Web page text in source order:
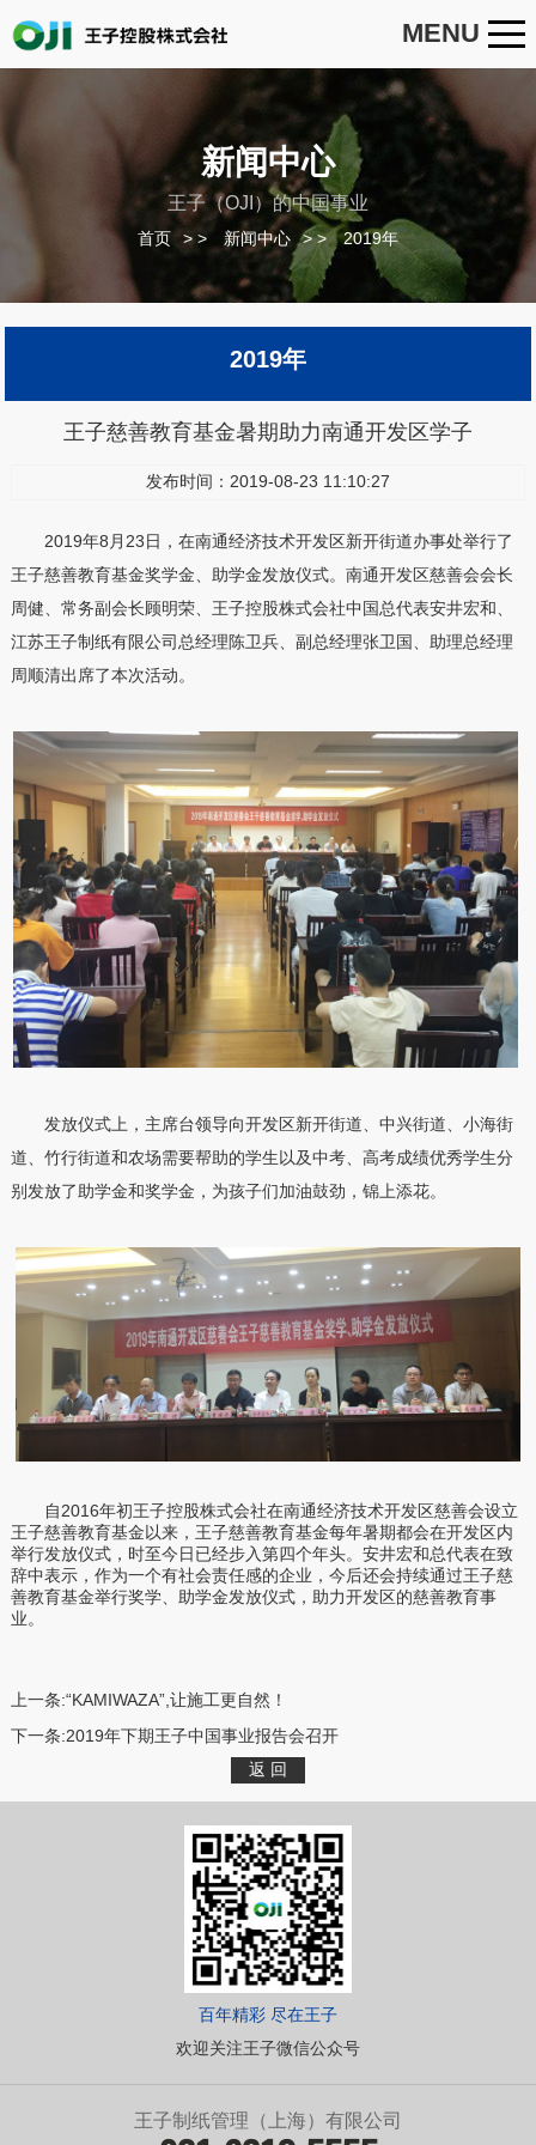
MENU
新闻中心
王子（OJI）的中国事业
首页 > 新闻中心 > 2019年
2019年
王子慈善教育基金暑期助力南通开发区学子
发布时间：2019-08-23 11:10:27
2019年8月23日，在南通经济技术开发区新开街道办事处举行了
王子慈善教育基金奖学金、助学金发放仪式。南通开发区慈善会会长
周健、常务副会长顾明荣、王子控股株式会社中国总代表安井宏和、
江苏王子制纸有限公司总经理陈卫兵、副总经理张卫国、助理总经理
周顺清出席了本次活动。
发放仪式上，主席台领导向开发区新开街道、中兴街道、小海街
道、竹行街道和农场需要帮助的学生以及中考、高考成绩优秀学生分
别发放了助学金和奖学金，为孩子们加油鼓劲，锦上添花。
自2016年初王子控股株式会社在南通经济技术开发区慈善会设立
王子慈善教育基金以来，王子慈善教育基金每年暑期都会在开发区内
举行发放仪式，时至今日已经步入第四个年头。安井宏和总代表在致
辞中表示，作为一个有社会责任感的企业，今后还会持续通过王子慈
善教育基金举行奖学、助学金发放仪式，助力开发区的慈善教育事
业。
上一条:“KAMIWAZA”,让施工更自然！
下一条:2019年下期王子中国事业报告会召开
百年精彩 尽在王子
欢迎关注王子微信公众号
王子制纸管理（上海）有限公司